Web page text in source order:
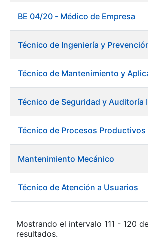
BE 04/20 - Médico de Empresa
Técnico de Ingeniería y
Técnico de Procesos Productivos
Mantenimiento Mecánico
Técnico de Atención a Usuarios
Mostrando el intervalo 111 - 120
resultados.